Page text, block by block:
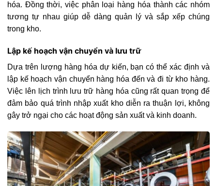
hóa. Đồng thời, việc phân loại hàng hóa thành các nhóm
tương tự nhau giúp dễ dàng quản lý và sắp xếp chúng
trong kho.
Lập kế hoạch vận chuyển và lưu trữ
Dựa trên lượng hàng hóa dự kiến, bạn có thể xác định và
lập kế hoạch vận chuyển hàng hóa đến và đi từ kho hàng.
Việc lên lịch trình lưu trữ hàng hóa cũng rất quan trọng để
đảm bảo quá trình nhập xuất kho diễn ra thuận lợi, không
gây trở ngại cho các hoạt động sản xuất và kinh doanh.